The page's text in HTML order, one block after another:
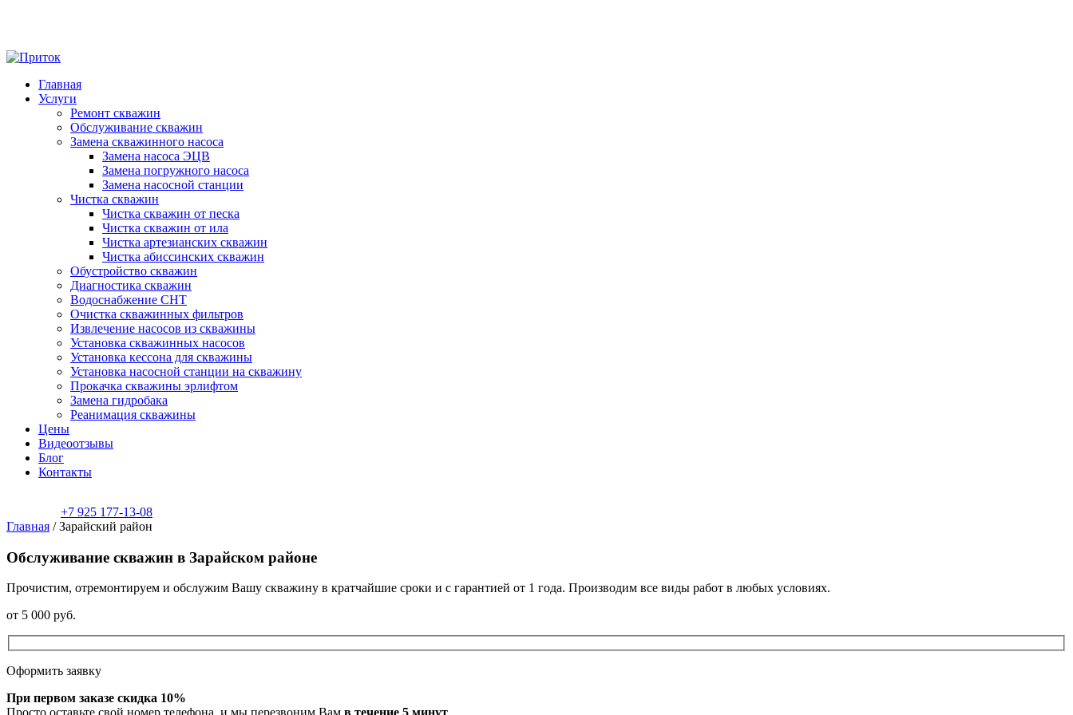
Skip
contentГлавная
Услуги
Ремонт скважин
Обслуживание скважин
Замена скважинного насоса
Замена насоса ЭЦВ
Замена погружного насоса
Замена насосной станции
Чистка скважин
Чистка скважин от песка
Чистка скважин от ила
Чистка артезианских скважин
Чистка абиссинских скважин
Обустройство скважин
Диагностика скважин
Водоснабжение СНТ
Очистка скважинных фильтров
Извлечение насосов из скважины
Установка скважинных насосов
Установка кессона для скважины
Установка насосной станции на скважину
Прокачка скважины эрлифтом
Замена гидробака
Реанимация скважины
Цены
Видеоотзывы
Блог
Контакты
+7 925 177-13-08
Главная /Зарайский район
Обслуживание скважин в Зарайском районе
Прочистим, отремонтируем и обслужим Вашу скважину в кратчайшие сроки и с гарантией от 1 года. Производим все виды работ в любых условиях.
от 5 000 руб.
Оформить заявку
При первом заказе скидка 10%
Просто оставьте свой номер телефона, и мы перезвоним Вам в течение 5 минут